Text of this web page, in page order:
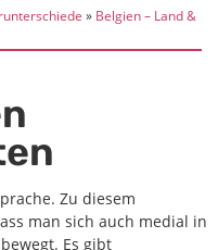
Belgien – Land &
Zu diesem
man sich auch medial in
Es gibt